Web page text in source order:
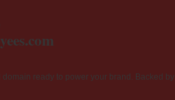
.com
ready to power your brand. Backed